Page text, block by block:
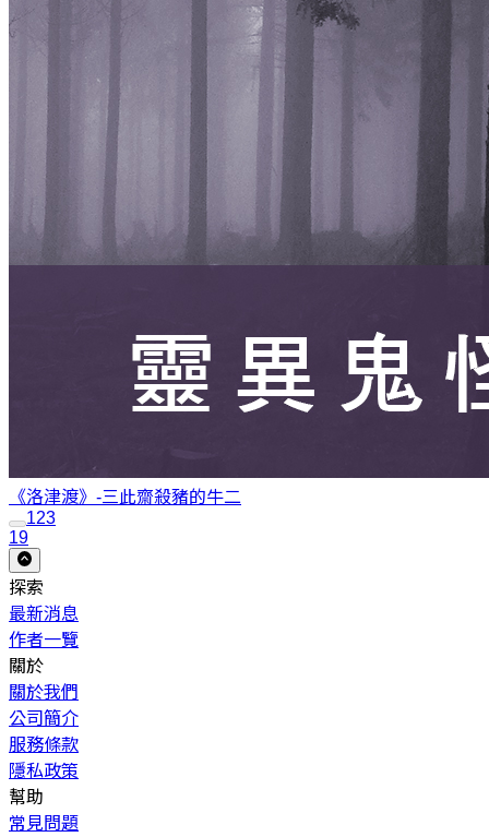
《洛津渡》-三此齋殺豬的牛二
123
19
探索
最新消息
作者一覽
關於
關於我們
公司簡介
服務條款
隱私政策
幫助
常見問題